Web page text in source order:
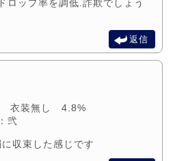
ロップ率を調低.詐欺でしょう
返信
衣装無し 4.8%
弐
収束した感じです